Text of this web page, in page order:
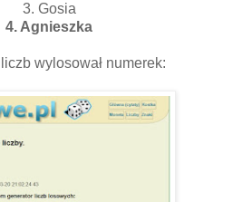
3. Gosia
4. Agnieszka
wylosował numerek: